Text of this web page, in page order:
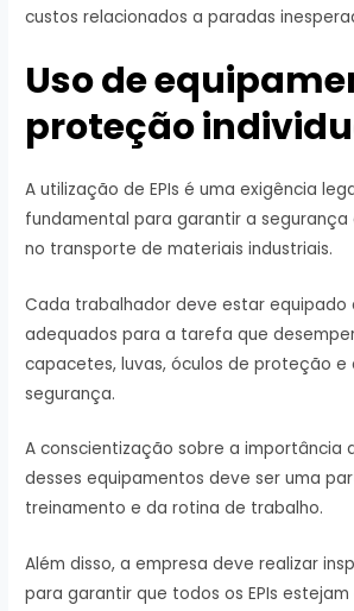
custos relacionados a paradas
Uso de
proteção
A utilização de EPIs é uma exigência
fundamental para garantir a segurança
no transporte de materiais industriais.
Cada trabalhador deve estar equipado
adequados para a tarefa que
capacetes, luvas, óculos de proteção e
segurança.
A conscientização sobre a importância
desses equipamentos deve ser uma
treinamento e da rotina de trabalho.
Além disso, a empresa deve realizar
para garantir que todos os EPIs